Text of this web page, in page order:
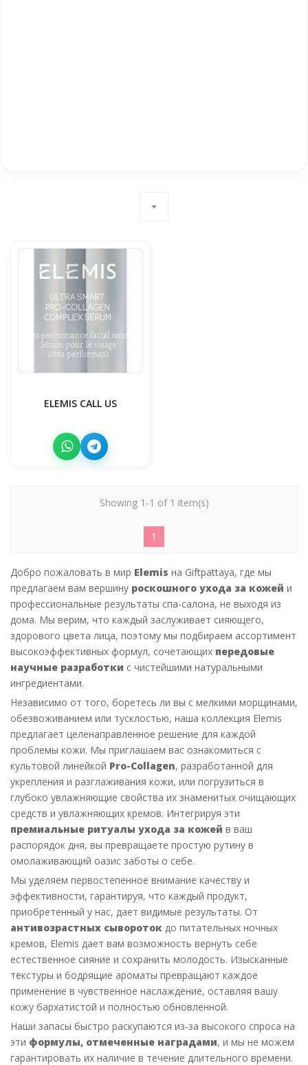
arrow_drop_down
ELEMIS CALL US
Showing 1-1 of 1 item(s)
1
Добро пожаловать в мир Elemis на Giftpattaya, где мы
предлагаем вам вершину роскошного ухода за кожей и
профессиональные результаты спа-салона, не выходя из
дома. Мы верим, что каждый заслуживает сияющего,
здорового цвета лица, поэтому мы подбираем ассортимент
высокоэффективных формул, сочетающих передовые
научные разработки с чистейшими натуральными
ингредиентами.
Независимо от того, боретесь ли вы с мелкими морщинами,
обезвоживанием или тусклостью, наша коллекция Elemis
предлагает целенаправленное решение для каждой
проблемы кожи. Мы приглашаем вас ознакомиться с
культовой линейкой Pro-Collagen, разработанной для
укрепления и разглаживания кожи, или погрузиться в
глубоко увлажняющие свойства их знаменитых очищающих
средств и увлажняющих кремов. Интегрируя эти
премиальные ритуалы ухода за кожей в ваш
распорядок дня, вы превращаете простую рутину в
омолаживающий оазис заботы о себе.
Мы уделяем первостепенное внимание качеству и
эффективности, гарантируя, что каждый продукт,
приобретенный у нас, дает видимые результаты. От
антивозрастных сывороток до питательных ночных
кремов, Elemis дает вам возможность вернуть себе
естественное сияние и сохранить молодость. Изысканные
текстуры и бодрящие ароматы превращают каждое
применение в чувственное наслаждение, оставляя вашу
кожу бархатистой и полностью обновленной.
Наши запасы быстро раскупаются из-за высокого спроса на
эти формулы, отмеченные наградами, и мы не можем
гарантировать их наличие в течение длительного времени.